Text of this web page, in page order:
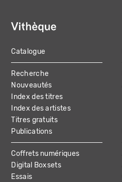
MAIN
NAVIGATION
Catalogue
Recherche
Nouveautés
Index des titres
Index des artistes
Titres gratuits
Publications
Coffrets numériques
Digital Boxsets
Essais